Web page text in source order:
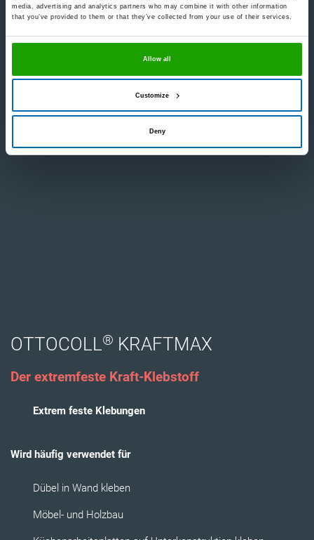
media, advertising and analytics partners who may combine it with other information
that you’ve provided to them or that they’ve collected from your use of their services.
Allow all
Customize
Deny
Transparente Kunststoffe kleben
Natursteingehrungen kleben
Zum Produkt
OTTOCOLL® KRAFTMAX
Der extremfeste Kraft-Klebstoff
Extrem feste Klebungen
Wird häufig verwendet für
Dübel in Wand kleben
Möbel- und Holzbau